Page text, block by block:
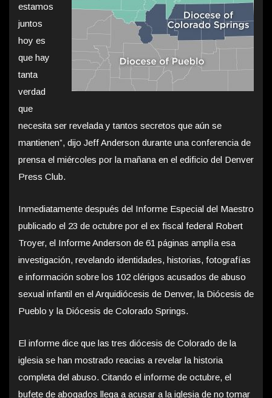
estamos
juntos
hoy es
que hay
tanta
verdad
que
necesita ser revelada y tantos secretos que aún se
mantienen”, dijo Jeff Anderson durante una conferencia de
prensa el miércoles por la mañana en el edificio del Denver
Press Club.
Inmediatamente después del Informe Especial del Maestro
publicado el 23 de octubre por el ex fiscal federal Robert
Troyer, el Informe Anderson de 61 páginas amplía esa
investigación, revelando identidades, historias, fotografías
e información sobre los 102 clérigos acusados ​​de abuso
sexual infantil en el Arquidiócesis de Denver, la Diócesis de
Pueblo y la Diócesis de Colorado Springs.
El informe dice que las tres diócesis de Colorado de la
iglesia se han mostrado reacias a revelar la historia
completa del abuso. Citando el informe de octubre, el
bufete de abogados llega a acusar a la iglesia de no tomar